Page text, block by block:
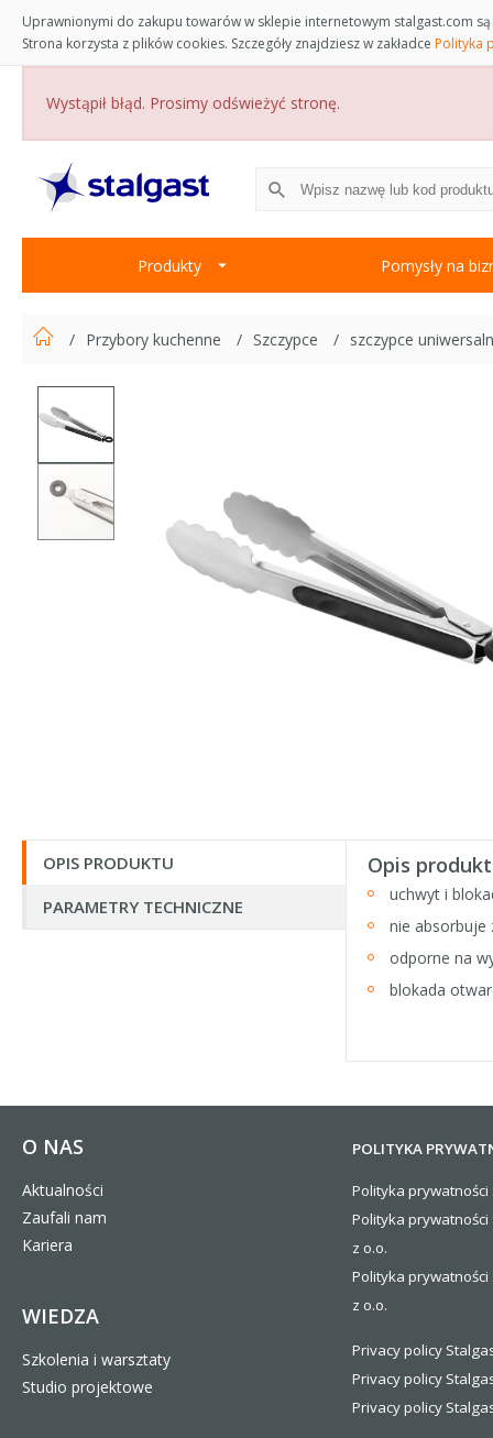
Uprawnionymi do zakupu towarów w sklepie internetowym stalgast.com
Strona korzysta z plików cookies. Szczegóły znajdziesz w zakładce Polityka
Wystąpił błąd. Prosimy odświeżyć stronę.
Produkty Pomysły na
Przybory kuchenne Szczypce szczypce
OPIS PRODUKTU
PARAMETRY TECHNICZNE
Opis
uchwyt i
nie absorbuje
odporne na
blokada
O NAS
Aktualności
Zaufali nam
Kariera
WIEDZA
Szkolenia i warsztaty
Studio projektowe
POLITYKA
Polityka prywatności
Polityka
z o.o.
Polityka
z o.o.
Privacy policy
Privacy policy
Privacy policy